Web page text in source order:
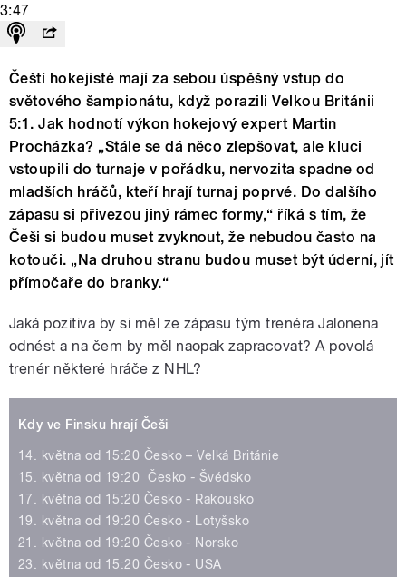
3:47
Čeští hokejisté mají za sebou úspěšný vstup do
světového šampionátu, když porazili Velkou Británii
5:1. Jak hodnotí výkon hokejový expert Martin
Procházka? „Stále se dá něco zlepšovat, ale kluci
vstoupili do turnaje v pořádku, nervozita spadne od
mladších hráčů, kteří hrají turnaj poprvé. Do dalšího
zápasu si přivezou jiný rámec formy,“ říká s tím, že
Češi si budou muset zvyknout, že nebudou často na
kotouči. „Na druhou stranu budou muset být úderní, jít
přímočaře do branky.“
Jaká pozitiva by si měl ze zápasu tým trenéra Jalonena
odnést a na čem by měl naopak zapracovat? A povolá
trenér některé hráče z NHL?
Kdy ve Finsku hrají Češi
14. května od 15:20 Česko – Velká Británie
15. května od 19:20 Česko - Švédsko
17. května od 15:20 Česko - Rakousko
19. května od 19:20 Česko - Lotyšsko
21. května od 19:20 Česko - Norsko
23. května od 15:20 Česko - USA